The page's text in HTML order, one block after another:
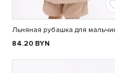
Льняная рубашка для
84.20 BYN